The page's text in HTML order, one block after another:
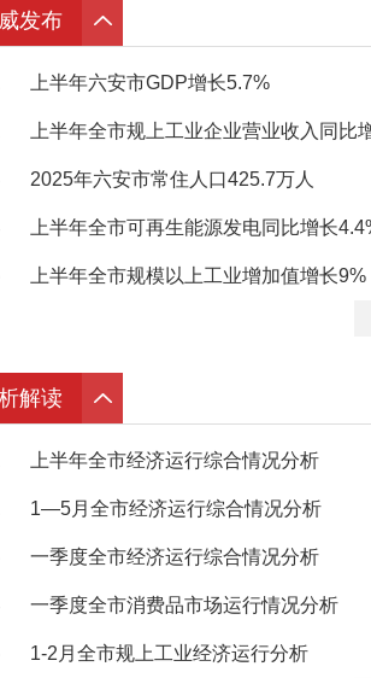
发布
上半年六安市GDP增长5.7%
上半年全市规上工业企业营业收入同比
2025年六安市常住人口425.7万人
上半年全市可再生能源发电同比增长
上半年全市规模以上工业增加值增长9%
解读
上半年全市经济运行综合情况分析
1—5月全市经济运行综合情况分析
一季度全市经济运行综合情况分析
一季度全市消费品市场运行情况分析
1-2月全市规上工业经济运行分析